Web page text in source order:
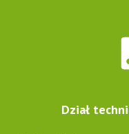
Dział